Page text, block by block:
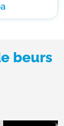
beurs